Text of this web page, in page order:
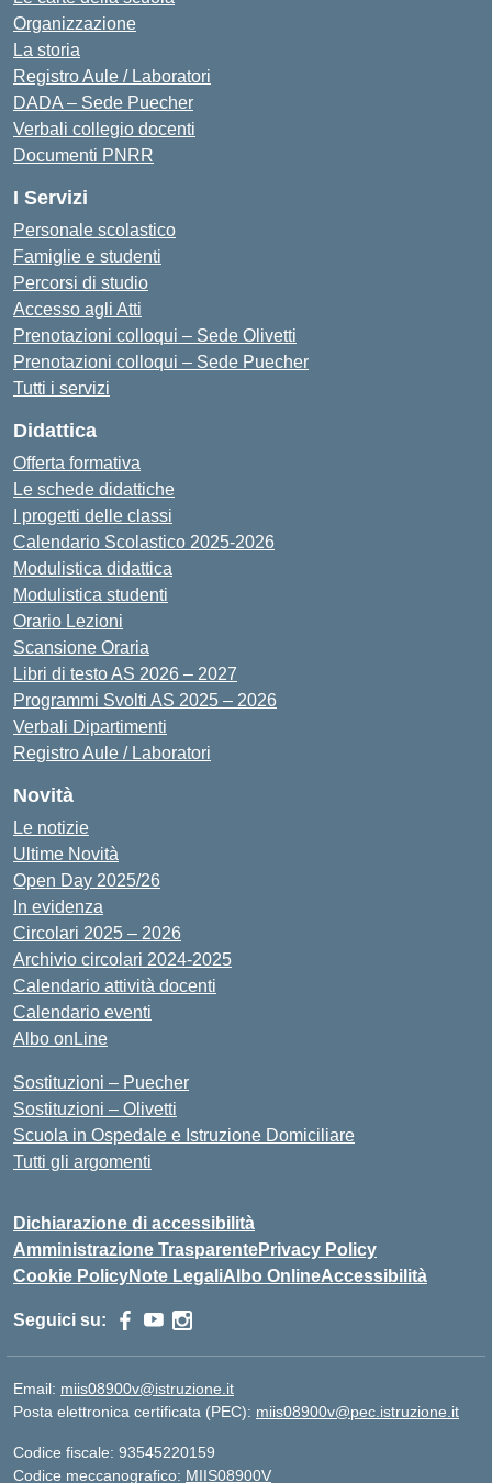
Organizzazione
La storia
Registro Aule / Laboratori
DADA – Sede Puecher
Verbali collegio docenti
Documenti PNRR
I Servizi
Personale scolastico
Famiglie e studenti
Percorsi di studio
Accesso agli Atti
Prenotazioni colloqui – Sede Olivetti
Prenotazioni colloqui – Sede Puecher
Tutti i servizi
Didattica
Offerta formativa
Le schede didattiche
I progetti delle classi
Calendario Scolastico 2025-2026
Modulistica didattica
Modulistica studenti
Orario Lezioni
Scansione Oraria
Libri di testo AS 2026 – 2027
Programmi Svolti AS 2025 – 2026
Verbali Dipartimenti
Registro Aule / Laboratori
Novità
Le notizie
Ultime Novità
Open Day 2025/26
In evidenza
Circolari 2025 – 2026
Archivio circolari 2024-2025
Calendario attività docenti
Calendario eventi
Albo onLine
Sostituzioni – Puecher
Sostituzioni – Olivetti
Scuola in Ospedale e Istruzione Domiciliare
Tutti gli argomenti
Dichiarazione di accessibilità
Amministrazione TrasparentePrivacy Policy
Cookie PolicyNote LegaliAlbo OnlineAccessibilità
Seguici su:
Email: miis08900v@istruzione.it
Posta elettronica certificata (PEC): miis08900v@pec.istruzione.it
Codice fiscale: 93545220159
Codice meccanografico: MIIS08900V